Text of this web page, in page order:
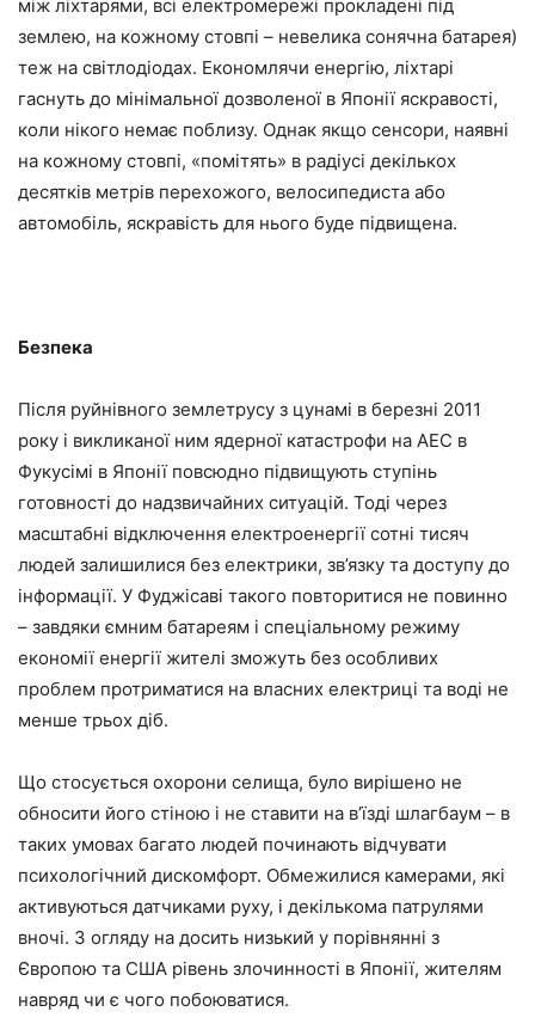
між ліхтарями, всі електромережі прокладені під
землею, на кожному стовпі – невелика сонячна батарея)
теж на світлодіодах. Економлячи енергію, ліхтарі
гаснуть до мінімальної дозволеної в Японії яскравості,
коли нікого немає поблизу. Однак якщо сенсори, наявні
на кожному стовпі, «помітять» в радіусі декількох
десятків метрів перехожого, велосипедиста або
автомобіль, яскравість для нього буде підвищена.
Безпека
Після руйнівного землетрусу з цунамі в березні 2011
року і викликаної ним ядерної катастрофи на АЕС в
Фукусімі в Японії повсюдно підвищують ступінь
готовності до надзвичайних ситуацій. Тоді через
масштабні відключення електроенергії сотні тисяч
людей залишилися без електрики, зв’язку та доступу до
інформації. У Фуджісаві такого повторитися не повинно
– завдяки ємним батареям і спеціальному режиму
економії енергії жителі зможуть без особливих
проблем протриматися на власних електриці та воді не
менше трьох діб.
Що стосується охорони селища, було вирішено не
обносити його стіною і не ставити на в’їзді шлагбаум – в
таких умовах багато людей починають відчувати
психологічний дискомфорт. Обмежилися камерами, які
активуються датчиками руху, і декількома патрулями
вночі. З огляду на досить низький у порівнянні з
Європою та США рівень злочинності в Японії, жителям
навряд чи є чого побоюватися.